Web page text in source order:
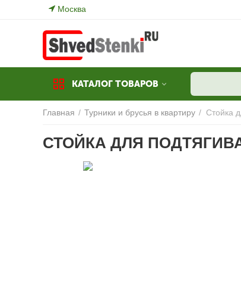
Москва
КАТАЛОГ ТОВАРОВ
Главная / Турники и брусья в квартиру / Стойка
СТОЙКА ДЛЯ